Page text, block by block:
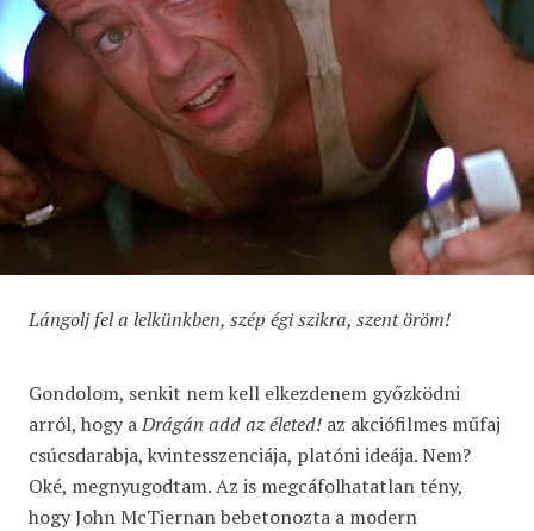
Lángolj fel a lelkünkben, szép égi szikra, szent öröm!
Gondolom, senkit nem kell elkezdenem győzködni
arról, hogy aDrágán add az életed! az akciófilmes műfaj
csúcsdarabja, kvintesszenciája, platóni ideája. Nem?
Oké, megnyugodtam. Az is megcáfolhatatlan tény,
hogy John McTiernan bebetonozta a modern